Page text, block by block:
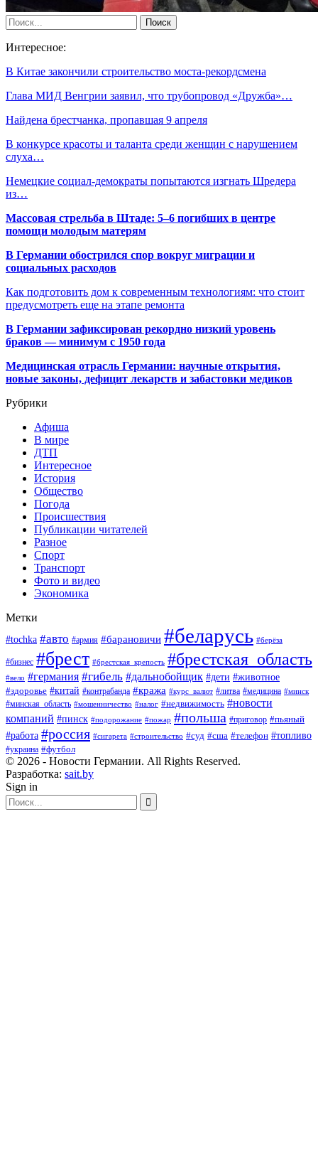
Интересное:
В Китае закончили строительство моста-рекордсмена
Глава МИД Венгрии заявил, что трубопровод «Дружба»…
Найдена брестчанка, пропавшая 9 апреля
В конкурсе красоты и таланта среди женщин с нарушением
слуха…
Немецкие социал-демократы попытаются изгнать Шредера
из…
Массовая стрельба в Штаде: 5–6 погибших в центре
помощи молодым матерям
В Германии обострился спор вокруг миграции и
социальных расходов
Как подготовить дом к современным технологиям: что стоит
предусмотреть еще на этапе ремонта
В Германии зафиксирован рекордно низкий уровень
браков — минимум с 1950 года
Медицинская отрасль Германии: научные открытия,
новые законы, дефицит лекарств и забастовки медиков
Рубрики
Афиша
В мире
ДТП
Интересное
История
Общество
Погода
Происшествия
Публикации читателей
Разное
Спорт
Транспорт
Фото и видео
Экономика
Метки
#tochka #авто #армия #барановичи #беларусь #берёза
#бизнес #брест #брестская_крепость #брестская_область
#вело #германия #гибель #дальнобойщик #дети #животное
#здоровье #китай #контрабанда #кража #курс_валют #литва #медицина #минск
#минская_область #мошенничество #налог #недвижимость #новости
компаний #пинск #подорожание #пожар #польша #приговор #пьяный
#работа #россия #сигарета #строительство #суд #сша #телефон #топливо
#украина #футбол
© 2026 - Новости Германии. All Rights Reserved.
Разработка: sait.by
Sign in